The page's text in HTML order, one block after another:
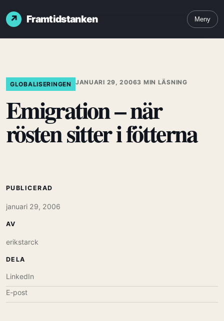
Framtidstanken Meny
GLOBALISERINGEN JANUARI 29, 20063 MIN LÄSNING
Emigration – när
rösten sitter i fötterna
PUBLICERAD
januari 29, 2006
AV
erikstarck
DELA
LinkedIn
E-post